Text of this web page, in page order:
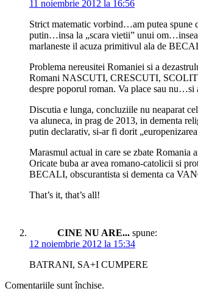
11 noiembrie 2012 la 16:56
Strict matematic vorbind…am putea spune
putin…insa la „scara vietii” unui
marlaneste il acuza primitivul ala de
Problema nereusitei Romaniei si a
Romani NASCUTI, CRESCUTI,
despre poporul roman. Va place sau
Discutia e lunga, concluziile nu neaparat
va aluneca, in prag de 2013, in dementa
putin declarativ, si-ar fi dorit
Marasmul actual in care se zbate
Oricate buba ar avea romano-catolicii si
BECALI, obscurantista si dementa ca
That’s it, that’s all!
CINE NU ARE... spune:
12 noiembrie 2012 la 15:34
BATRANI, SA+I CUMPERE
Comentariile sunt închise.